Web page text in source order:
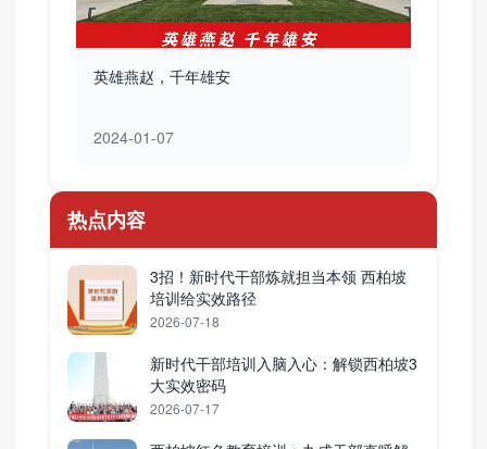
英雄燕赵，千年雄安
2024-01-07
热点内容
3招！新时代干部炼就担当本领 西柏坡
培训给实效路径
2026-07-18
新时代干部培训入脑入心：解锁西柏坡3
大实效密码
2026-07-17